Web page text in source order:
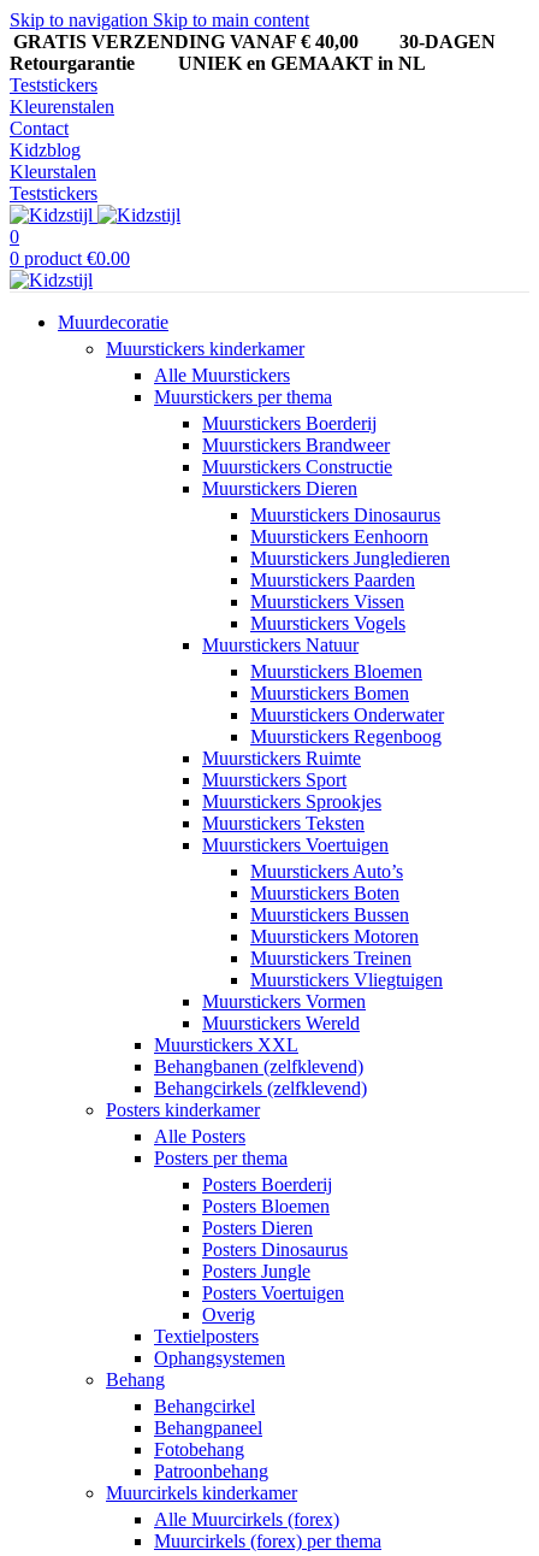
Skip to navigation Skip to main content
GRATIS VERZENDING VANAF € 40,00
30-DAGEN
Retourgarantie UNIEK en GEMAAKT in NL
Teststickers
Kleurenstalen
Contact
Kidzblog
Kleurstalen
Teststickers
0
0 product €0.00
Muurdecoratie
Muurstickers kinderkamer
Alle Muurstickers
Muurstickers per thema
Muurstickers Boerderij
Muurstickers Brandweer
Muurstickers Constructie
Muurstickers Dieren
Muurstickers Dinosaurus
Muurstickers Eenhoorn
Muurstickers Jungledieren
Muurstickers Paarden
Muurstickers Vissen
Muurstickers Vogels
Muurstickers Natuur
Muurstickers Bloemen
Muurstickers Bomen
Muurstickers Onderwater
Muurstickers Regenboog
Muurstickers Ruimte
Muurstickers Sport
Muurstickers Sprookjes
Muurstickers Teksten
Muurstickers Voertuigen
Muurstickers Auto’s
Muurstickers Boten
Muurstickers Bussen
Muurstickers Motoren
Muurstickers Treinen
Muurstickers Vliegtuigen
Muurstickers Vormen
Muurstickers Wereld
Muurstickers XXL
Behangbanen (zelfklevend)
Behangcirkels (zelfklevend)
Posters kinderkamer
Alle Posters
Posters per thema
Posters Boerderij
Posters Bloemen
Posters Dieren
Posters Dinosaurus
Posters Jungle
Posters Voertuigen
Overig
Textielposters
Ophangsystemen
Behang
Behangcirkel
Behangpaneel
Fotobehang
Patroonbehang
Muurcirkels kinderkamer
Alle Muurcirkels (forex)
Muurcirkels (forex) per thema